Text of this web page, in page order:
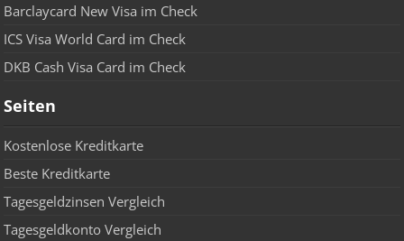
Barclaycard New Visa im Check
ICS Visa World Card im Check
DKB Cash Visa Card im Check
Seiten
Kostenlose Kreditkarte
Beste Kreditkarte
Tagesgeldzinsen Vergleich
Tagesgeldkonto Vergleich